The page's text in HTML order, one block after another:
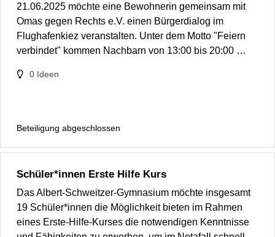
21.06.2025 möchte eine Bewohnerin gemeinsam mit
Omas gegen Rechts e.V. einen Bürgerdialog im
Flughafenkiez veranstalten. Unter dem Motto "Feiern
verbindet" kommen Nachbarn von 13:00 bis 20:00 …
0 Ideen
Beteiligung abgeschlossen
Schüler*innen Erste Hilfe Kurs
Das Albert-Schweitzer-Gymnasium möchte insgesamt
19 Schüler*innen die Möglichkeit bieten im Rahmen
eines Erste-Hilfe-Kurses die notwendigen Kenntnisse